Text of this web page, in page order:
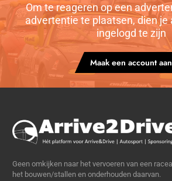
Om te reageren op een
advertentie te plaatsen, dien je
ingelogd te zijn
Maak een account aan
Geen omkijken naar het vervoeren van een
het bouwen/stallen en onderhouden daarvan.